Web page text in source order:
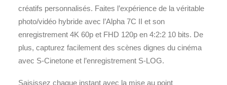
créatifs personnalisés. Faites l’expérience de la véritable
photo/vidéo hybride avec l’Alpha 7C II et son
enregistrement 4K 60p et FHD 120p en 4:2:2 10 bits. De
plus, capturez facilement des scènes dignes du cinéma
avec S-Cinetone et l’enregistrement S-LOG.
Saisissez chaque instant avec la mise au point